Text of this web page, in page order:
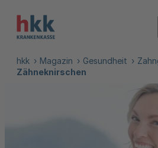
hkk Magazin Gesundheit
Zähneknirschen